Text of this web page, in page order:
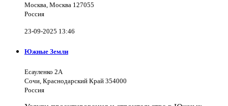
Москва, Москва 127055
Россия
23-09-2025 13:46
Южные Земли
Есауленко 2А
Сочи, Краснодарский Край 354000
Россия